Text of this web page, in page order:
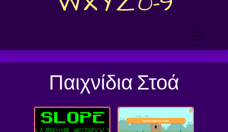
Παιχνίδια Στοά